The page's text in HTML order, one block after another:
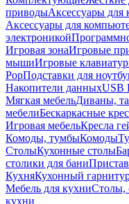
приводыАксессуары для
Аксессуары для
электроникой
Игровая зонаИгровые
мышиИгровые
PopПодставки для
Накопители данныхUSB
Мягкая мебельДиваны,
мебелиБескаркасные
Игровая мебельКресла
Комоды, тумбыКомоды
СтолыКухонные столы
столики для бани
КухняКухонный
Мебель для кухниСтолы,
кухни